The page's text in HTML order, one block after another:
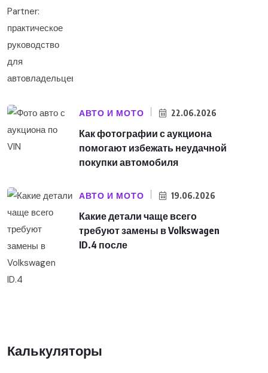
АВТО И МОТО 22.06.2026
Как фотографии с аукциона
помогают избежать неудачной
покупки автомобиля
АВТО И МОТО 19.06.2026
Какие детали чаще всего
требуют замены в Volkswagen
ID.4 после
Калькуляторы